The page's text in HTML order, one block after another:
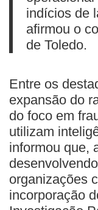
indícios de
afirmou o
de Toledo.
Entre os
expansão do
do foco em
utilizam
informou que,
organizações
incorporação